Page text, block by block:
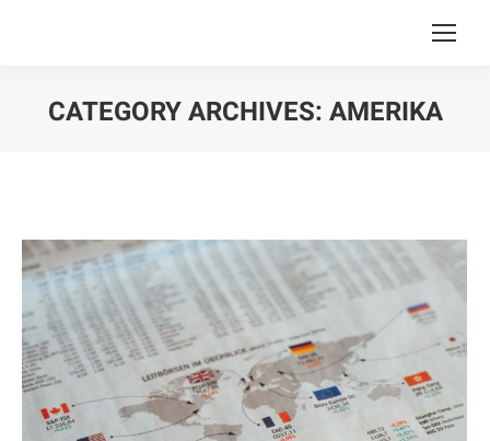
CATEGORY ARCHIVES: AMERIKA